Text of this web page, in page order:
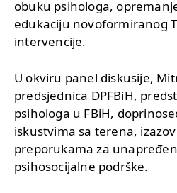
obuku psihologa,
edukaciju novoformiranog
intervencije.
U okviru panel diskusije,
predsjednica DPFBiH,
psihologa u FBiH,
iskustvima sa terena,
preporukama za
psihosocijalne podrške.